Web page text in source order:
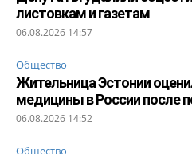
листовкам и газетам
06.08.2026 14:57
Общество
Жительница Эстонии
медицины в России после
06.08.2026 14:52
Общество